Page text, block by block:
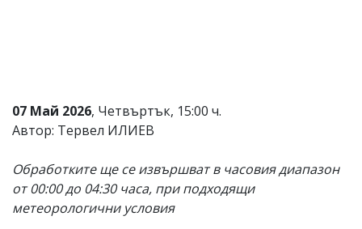
от
читателите
и
не
носи
отговорност
за
07 Май 2026, Четвъртък, 15:00 ч.
Автор: Тервел ИЛИЕВ
Обработките ще се извършват в часовия диапазон
от 00:00 до 04:30 часа, при подходящи
метеорологични условия